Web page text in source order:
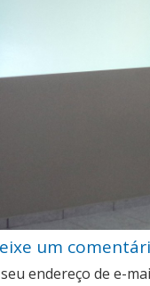
um
endereço de e-